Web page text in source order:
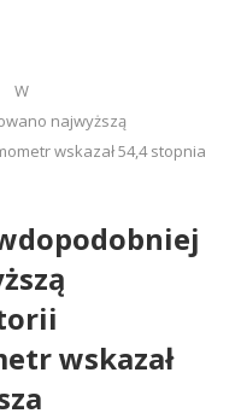
W
najwyższą
wskazał 54,4 stopnia
wskazał